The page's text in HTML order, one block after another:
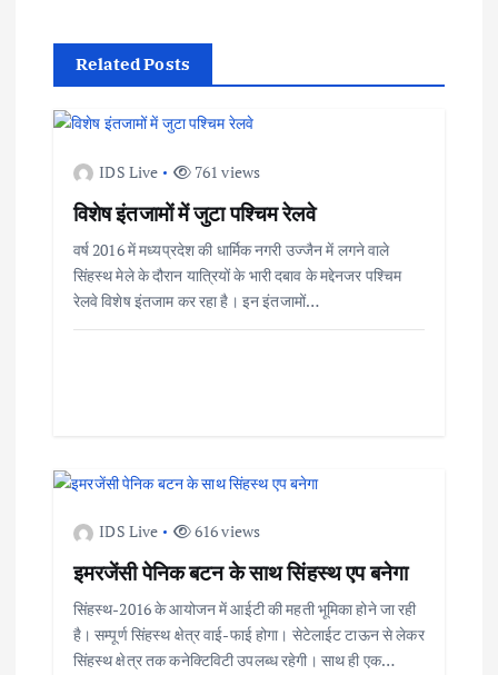
s
t
n
t
Related Posts
IDS Live 761 views
विशेष इंतजामों में जुटा पश्चिम रेलवे
वर्ष 2016 में मध्यप्रदेश की धार्मिक नगरी उज्जैन में लगने वाले
सिंहस्थ मेले के दौरान यात्रियों के भारी दबाव के मद्देनजर पश्चिम
रेलवे विशेष इंतजाम कर रहा है। इन इंतजामों…
IDS Live 616 views
इमरजेंसी पेनिक बटन के साथ सिंहस्थ एप बनेगा
सिंहस्थ-2016 के आयोजन में आईटी की महती भूमिका होने जा रही
है। सम्पूर्ण सिंहस्थ क्षेत्र वाई-फाई होगा। सेटेलाईट टाऊन से लेकर
सिंहस्थ क्षेत्र तक कनेक्टिविटी उपलब्ध रहेगी। साथ ही एक…